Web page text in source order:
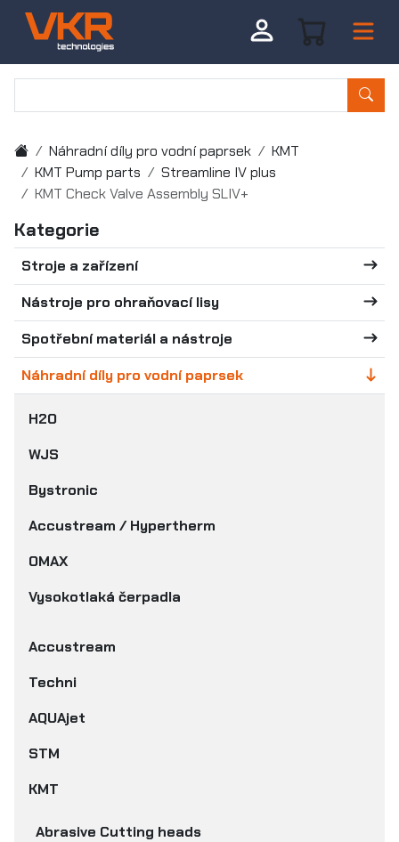
Náhradní díly pro vodní paprsek
KMT
KMT Pump parts
Streamline IV plus
KMT Check Valve Assembly SLIV+
Kategorie
Stroje a zařízení
Nástroje pro ohraňovací lisy
Spotřební materiál a nástroje
Náhradní díly pro vodní paprsek
H2O
WJS
Bystronic
Accustream / Hypertherm
OMAX
Vysokotlaká čerpadla
Accustream
Techni
AQUAjet
STM
KMT
Abrasive Cutting heads